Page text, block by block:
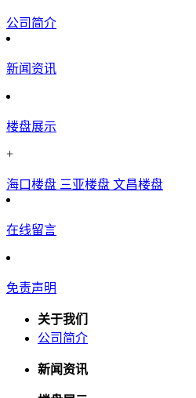
公司简介
新闻资讯
楼盘展示
+
海口楼盘 三亚楼盘 文昌楼盘
在线留言
免责声明
关于我们
公司简介
新闻资讯